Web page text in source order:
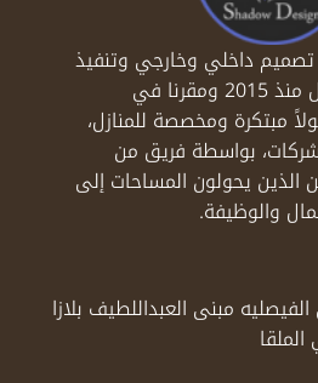
داخلي وخارجي وتنفيذ
اعمال الديكور، نعمل منذ 2015 ومقرنا في
مبتكرة ومخصصة للمنازل،
بواسطة فريق من
الذين يحولون المساحات إلى
والوظيفة.
مبنى العبداللطيف بلازا